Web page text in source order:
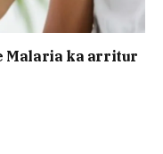
Malaria ka arritur